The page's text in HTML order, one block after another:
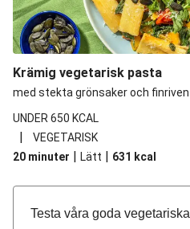
Krämig vegetarisk pasta
med stekta grönsaker och
UNDER 650 KCAL
|
VEGETARISK
20 minuter | Lätt | 631 kcal
Testa våra goda